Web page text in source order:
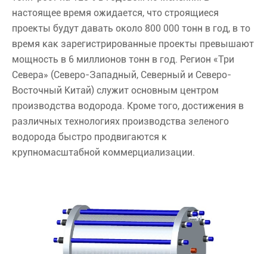
настоящее время ожидается, что строящиеся
проекты будут давать около 800 000 тонн в год, в то
время как зарегистрированные проекты превышают
мощность в 6 миллионов тонн в год. Регион «Три
Севера» (Северо-Западный, Северный и Северо-
Восточный Китай) служит основным центром
производства водорода. Кроме того, достижения в
различных технологиях производства зеленого
водорода быстро продвигаются к
крупномасштабной коммерциализации.